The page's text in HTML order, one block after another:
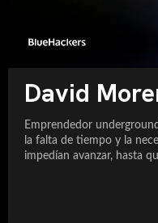
David
Emprendedor
la falta de tiempo y la
impedían avanzar, hasta